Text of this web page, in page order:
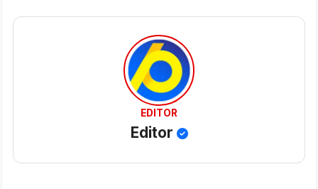
EDITOR
Editor